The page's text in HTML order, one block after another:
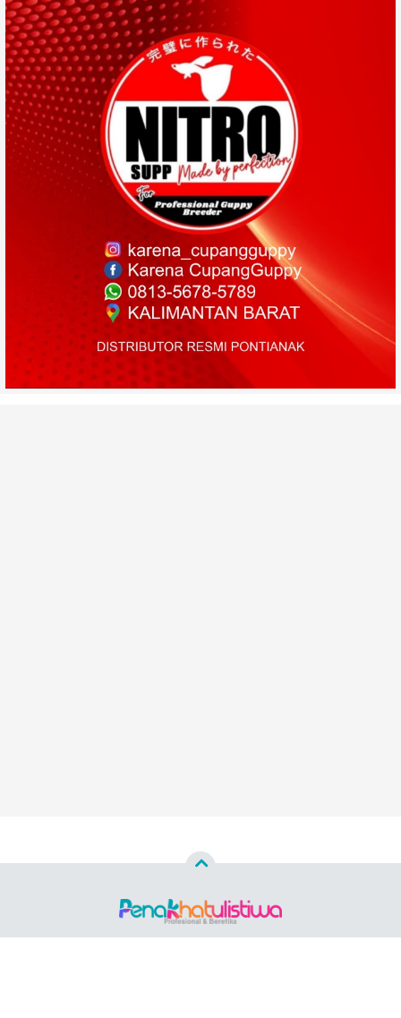
Copyright ©2026 PENAKHATULISTIWA.ID